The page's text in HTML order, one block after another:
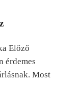
Előző
érdemes
Most